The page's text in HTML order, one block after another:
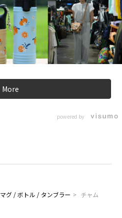
More
powered by
マグ / ボトル / タンブラー > チャム